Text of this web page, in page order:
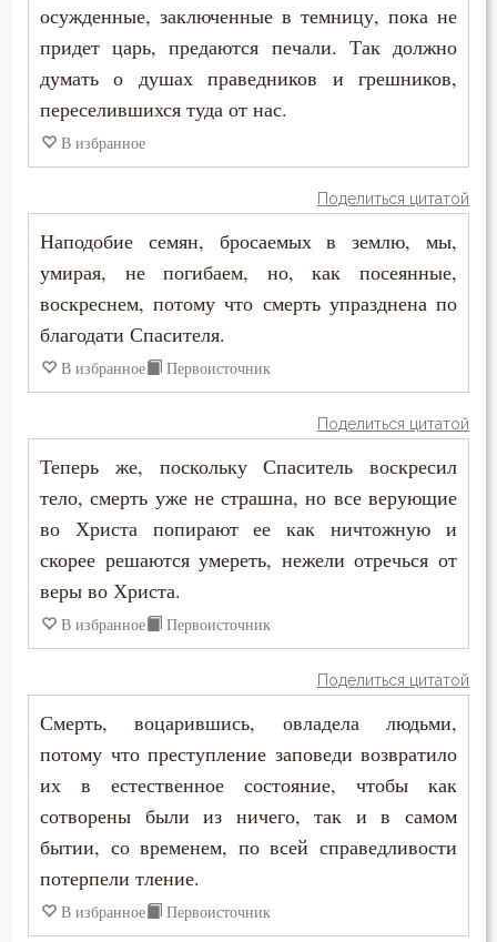
Господь
Девство
Дух Святой
Душа
Естество
Идолопоклонство
Истина
Крест
Крещение
Крещение Господне
Плоть
Подвиг
Григорий Богослов
Григорий Великий (Двоеслов)
Григорий Нисский
Епифаний Кипрский
Ефрем Сирин
Игнатий Брянчанинов
Иларион Оптинский (Пономарёв)
Иоанн Дамаскин
Иоанн Златоуст
Иоанн Кронштадтский
Иосиф Оптинский (Литовкин)
Исидор Пелусиот
Киприан Карфагенский
Кирилл Александрийский
Кирилл Иерусалимский
осужденные, заключенные в темницу, пока не
придет царь, предаются печали. Так должно
думать о душах праведников и грешников,
переселившихся туда от нас.
В избранное
Поделиться цитатой
Наподобие семян, бросаемых в землю, мы,
умирая, не погибаем, но, как посеянные,
воскреснем, потому что смерть упразднена по
благодати Спасителя.
В избранное Первоисточник
Поделиться цитатой
Теперь же, поскольку Спаситель воскресил
тело, смерть уже не страшна, но все верующие
во Христа попирают ее как ничтожную и
скорее решаются умереть, нежели отречься от
веры во Христа.
В избранное Первоисточник
Поделиться цитатой
Смерть, воцарившись, овладела людьми,
потому что преступление заповеди возвратило
их в естественное состояние, чтобы как
сотворены были из ничего, так и в самом
бытии, со временем, по всей справедливости
потерпели тление.
В избранное Первоисточник